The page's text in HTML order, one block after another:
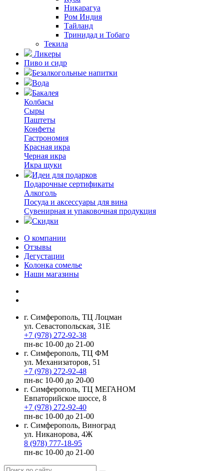
Никарагуа
Ром Индия
Тайланд
Тринидад и Тобаго
Текила
Ликеры
Пиво и сидр
Безалкогольные напитки
Вода
Бакалея
Колбасы
Сыры
Паштеты
Конфеты
Гастрономия
Красная икра
Черная икра
Икра щуки
Идеи для подарков
Подарочные сертификаты
Алкоголь
Посуда и аксессуары для вина
Сувенирная и упаковочная продукция
Скидки
О компании
Отзывы
Дегустации
Колонка сомелье
Наши магазины
г. Симферополь, ТЦ Лоцман
ул. Севастопольская, 31Е
+7 (978) 272-92-38
пн-вс 10-00 до 21-00
г. Симферополь, ТЦ ФМ
ул. Механизаторов, 51
+7 (978) 272-92-48
пн-вс 10-00 до 20-00
г. Симферополь, ТЦ МЕГАНОМ
Евпаторийское шоссе, 8
+7 (978) 272-92-40
пн-вс 10-00 до 21-00
г. Симферополь, Виноград
ул. Никанорова, 4Ж
8 (978) 777-18-95
пн-вс 10-00 до 21-00